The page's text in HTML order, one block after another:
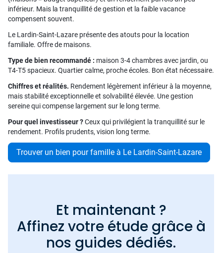
inférieur. Mais la tranquillité de gestion et la faible vacance
compensent souvent.
Le Lardin-Saint-Lazare présente des atouts pour la location
familiale. Offre de maisons.
Type de bien recommandé : maison 3-4 chambres avec jardin, ou
T4-T5 spacieux. Quartier calme, proche écoles. Bon état nécessaire.
Chiffres et réalités. Rendement légèrement inférieur à la moyenne,
mais stabilité exceptionnelle et solvabilité élevée. Une gestion
sereine qui compense largement sur le long terme.
Pour quel investisseur ?Ceux qui privilégient la tranquillité sur le
rendement. Profils prudents, vision long terme.
Trouver un bien pour famille à Le Lardin-Saint-Lazare
Et maintenant ?
Affinez votre étude grâce à
nos guides dédiés.